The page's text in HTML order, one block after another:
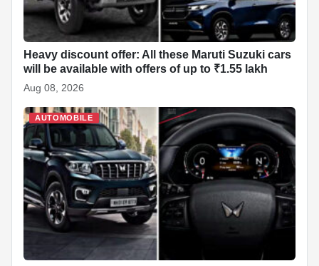
Heavy discount offer: All these Maruti Suzuki cars
will be available with offers of up to ₹1.55 lakh
Aug 08, 2026
AUTOMOBILE